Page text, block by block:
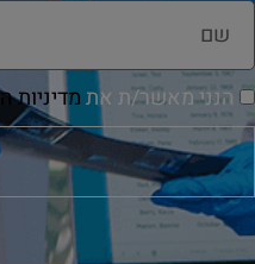
הנני מאשר/ת אתמדיניות